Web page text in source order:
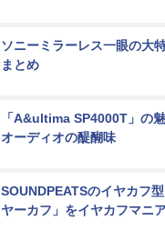
ソニーミラーレス一眼の大
まとめ
「A&ultima SP4000T」の
オーディオの醍醐味
SOUNDPEATSのイヤカフ
ヤーカフ」をイヤカフマニ